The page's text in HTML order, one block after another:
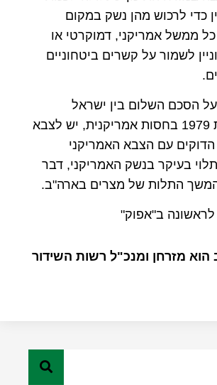
כדי לרכוש מהן נשק במקום
ממשל אמריקני, דמוקרטי או
לשמור על קשרים ביטחוניים
הסכם השלום בין ישראל
למצרים בשנת 1979 בחסות אמריקנית, יש לצבא
עם הצבא האמריקני
בעיקר בנשק האמריקני, דבר
התלות של מצרים בארה"ב.
ב"אפוק"
מזרחן ומנכ"ל רשות השידור